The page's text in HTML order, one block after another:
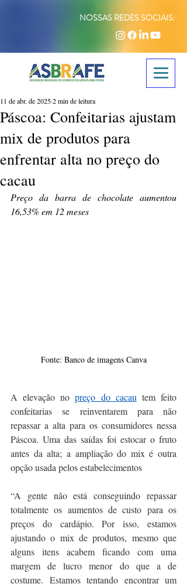
NOSSAS REDES SOCIAIS:
Páscoa: Confeitarias ajustam
mix de produtos para
enfrentar alta no preço do
cacau
11 de abr. de 20252 min de leitura
Preço da barra de chocolate aumentou
16,53% em 12 meses
Fonte: Banco de imagens Canva
A elevação no preço do cacau tem feito
confeitarias se reinventarem para não
repassar a alta para os consumidores nessa
Páscoa. Uma das saídas foi estocar o fruto
antes da alta; a ampliação do mix é outra
opção usada pelos estabelecimentos
“A gente não está conseguindo repassar
totalmente os aumentos de custo para os
preços do cardápio. Por isso, estamos
ajustando o mix de produtos, mesmo que
alguns itens acabem ficando com uma
margem de lucro menor do que a de
costume. Estamos tentando encontrar um